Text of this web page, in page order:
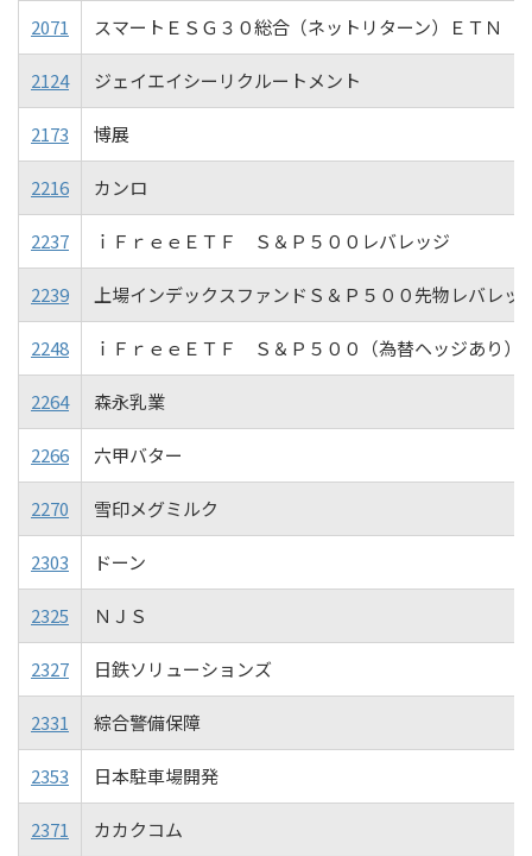
2071 スマートＥＳＧ３０総合（ネットリターン）ＥＴＮ
2124 ジェイエイシーリクルートメント
2173 博展
2216 カンロ
2237 ｉＦｒｅｅＥＴＦ Ｓ＆Ｐ５００レバレッジ
2239 上場インデックスファンドＳ＆Ｐ５００先物レバレッ
2248 ｉＦｒｅｅＥＴＦ Ｓ＆Ｐ５００（為替ヘッジあり）
2264 森永乳業
2266 六甲バター
2270 雪印メグミルク
2303 ドーン
2325 ＮＪＳ
2327 日鉄ソリューションズ
2331 綜合警備保障
2353 日本駐車場開発
2371 カカクコム